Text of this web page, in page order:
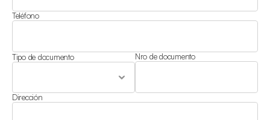
Teléfono
Tipo de documento Nro de documento
Dirección